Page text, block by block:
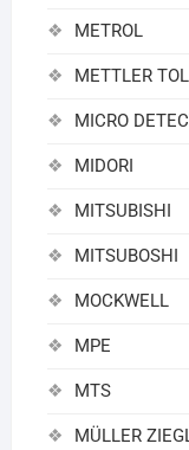
METROL
METTLER
MICRO
MIDORI
MITSUBISHI
MITSUBOSHI
MOCKWELL
MPE
MTS
MÜLLER